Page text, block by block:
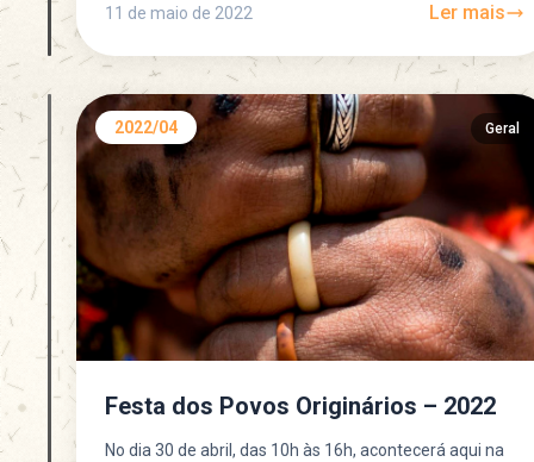
11 de maio de 2022 Ler mais
2022/04 Geral
Festa dos Povos Originários – 2022
No dia 30 de abril, das 10h às 16h, acontecerá aqui na